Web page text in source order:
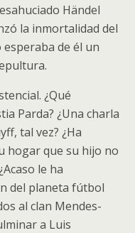
Händel
la inmortalidad del
de él un
¿Qué
Parda? ¿Una charla
tal vez? ¿Ha
hogar que su hijo no
le ha
del planeta fútbol
al clan Mendes-
a Luis